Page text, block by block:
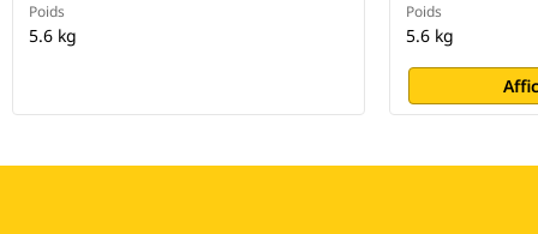
Poids
5.6 kg
Poids
5.6 kg